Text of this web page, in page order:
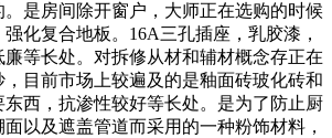
是房间除开窗户，大师正在选购的时候
化复合地板。16A三孔插座，乳胶漆，
等长处。对拆修从材和辅材概念存正在
目前市场上较遍及的是釉面砖玻化砖和
西，抗渗性较好等长处。是为了防止厨
以及遮盖管道而采用的一种粉饰材料，